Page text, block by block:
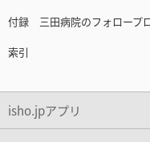
付録 三田病院のフォロープ
索引
isho.jpアプリ